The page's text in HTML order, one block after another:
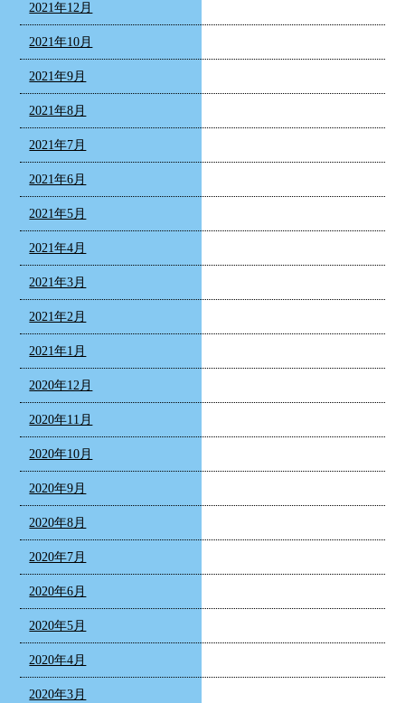
2021年12月
2021年10月
2021年9月
2021年8月
2021年7月
2021年6月
2021年5月
2021年4月
2021年3月
2021年2月
2021年1月
2020年12月
2020年11月
2020年10月
2020年9月
2020年8月
2020年7月
2020年6月
2020年5月
2020年4月
2020年3月